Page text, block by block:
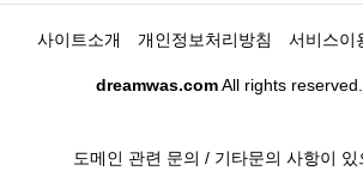
사이트소개 개인정보처리방침 서비스이
dreamwas.comAll rights reserved.
도메인 관련 문의 / 기타문의 사항이 있